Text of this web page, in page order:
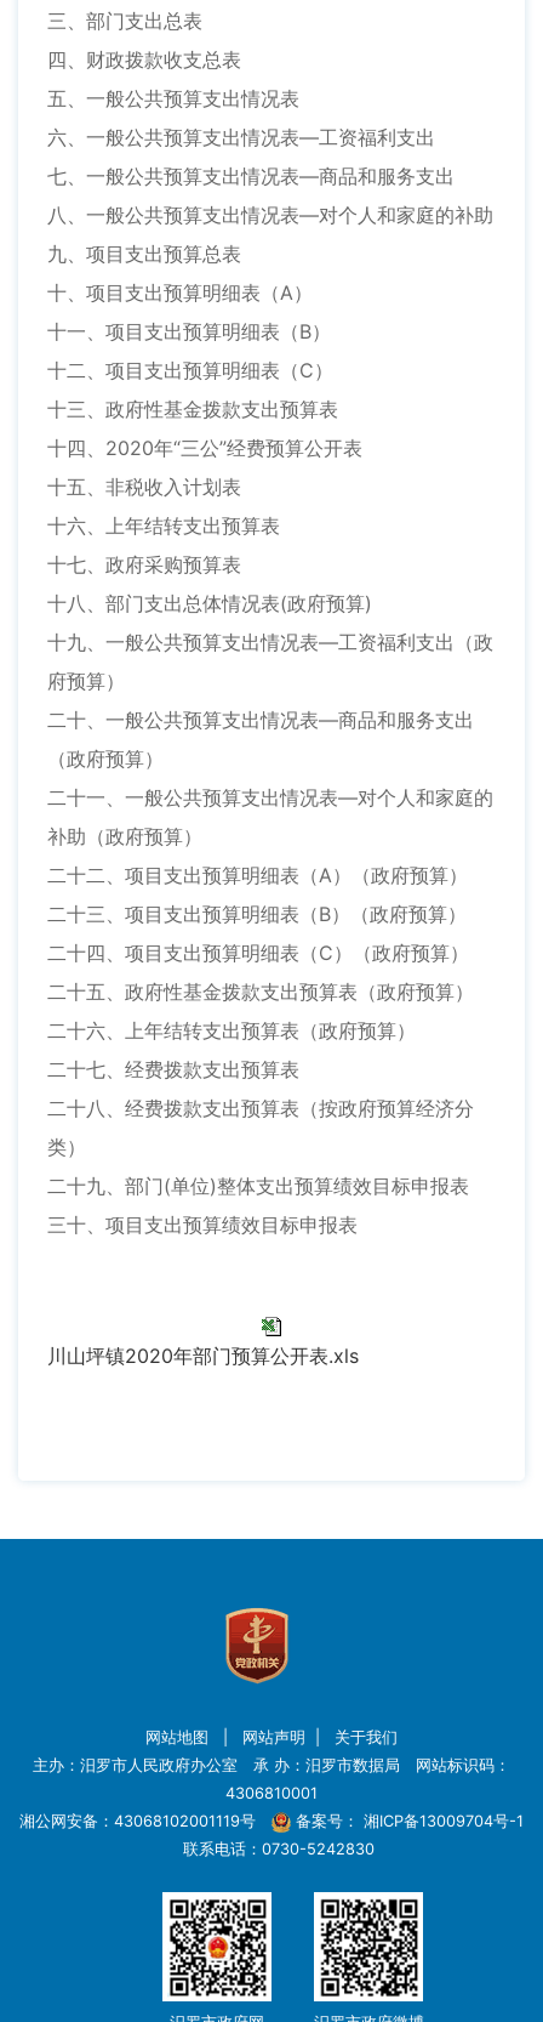
三、部门支出总表
四、财政拨款收支总表
五、一般公共预算支出情况表
六、一般公共预算支出情况表—工资福利支出
七、一般公共预算支出情况表—商品和服务支出
八、一般公共预算支出情况表—对个人和家庭的补助
九、项目支出预算总表
十、项目支出预算明细表（A）
十一、项目支出预算明细表（B）
十二、项目支出预算明细表（C）
十三、政府性基金拨款支出预算表
十四、2020年“三公”经费预算公开表
十五、非税收入计划表
十六、上年结转支出预算表
十七、政府采购预算表
十八、部门支出总体情况表(政府预算)
十九、一般公共预算支出情况表—工资福利支出（政
府预算）
二十、一般公共预算支出情况表—商品和服务支出
（政府预算）
二十一、一般公共预算支出情况表—对个人和家庭的
补助（政府预算）
二十二、项目支出预算明细表（A）（政府预算）
二十三、项目支出预算明细表（B）（政府预算）
二十四、项目支出预算明细表（C）（政府预算）
二十五、政府性基金拨款支出预算表（政府预算）
二十六、上年结转支出预算表（政府预算）
二十七、经费拨款支出预算表
二十八、经费拨款支出预算表（按政府预算经济分
类）
二十九、部门(单位)整体支出预算绩效目标申报表
三十、项目支出预算绩效目标申报表
川山坪镇2020年部门预算公开表.xls
网站地图 网站声明
关于我们
主办：汨罗市人民政府办公室 承 办：汨罗市数据局 网站标识码：
4306810001
湘公网安备：43068102001119号
备案号： 湘ICP备13009704号-1
联系电话：0730-5242830